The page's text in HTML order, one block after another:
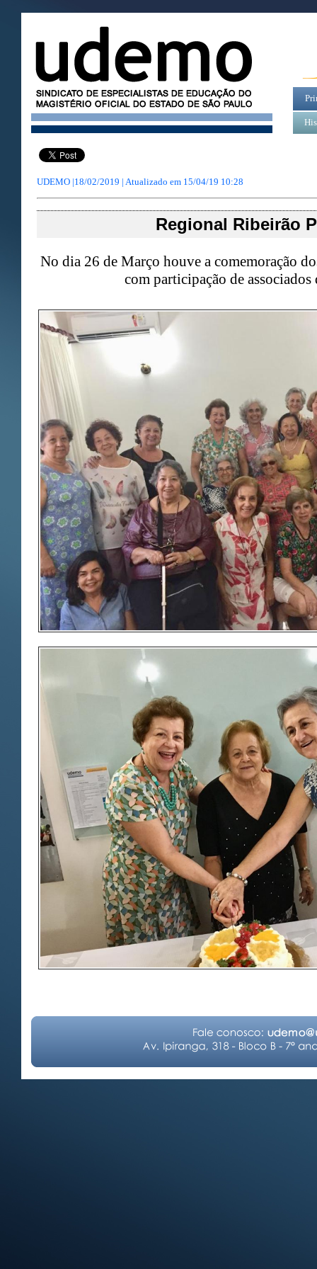
UDEMO |18/02/2019 | Atualizado em 15/04/19 10:28
Regional Ribeirão
No dia 26 de Março houve a comemoração
com participação de associados